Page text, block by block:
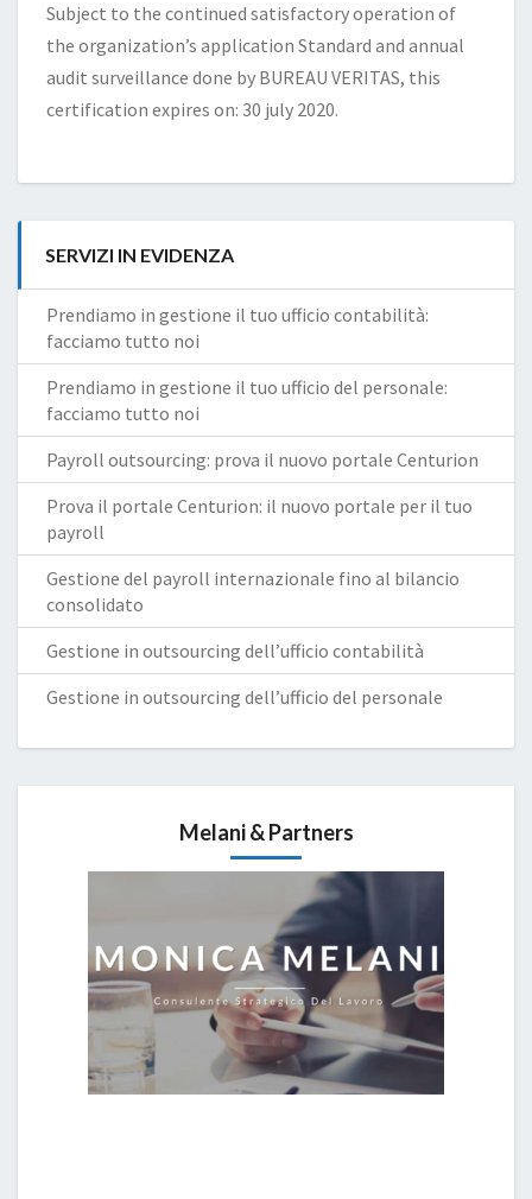
Subject to the continued satisfactory operation of
the organization’s application Standard and annual
audit surveillance done by BUREAU VERITAS, this
certification expires on: 30 july 2020.
SERVIZI IN EVIDENZA
Prendiamo in gestione il tuo ufficio contabilità:
facciamo tutto noi
Prendiamo in gestione il tuo ufficio del personale:
facciamo tutto noi
Payroll outsourcing: prova il nuovo portale Centurion
Prova il portale Centurion: il nuovo portale per il tuo
payroll
Gestione del payroll internazionale fino al bilancio
consolidato
Gestione in outsourcing dell’ufficio contabilità
Gestione in outsourcing dell’ufficio del personale
Melani & Partners